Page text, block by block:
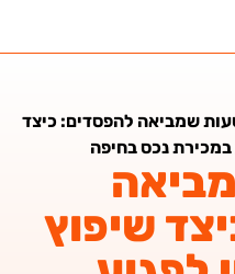
שמביאה להפסדים: כיצד
במכירת נכס בחיפה
שיפוץ